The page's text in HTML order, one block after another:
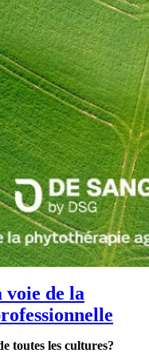
voie de la
toutes les cultures?